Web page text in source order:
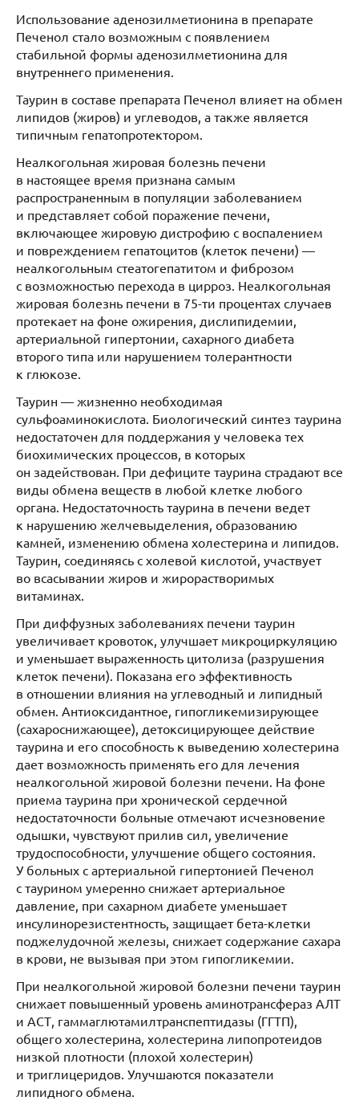
Использование аденозилметионина в препарате
Печенол стало возможным с появлением
стабильной формы аденозилметионина для
внутреннего применения.
Таурин в составе препарата Печенол влияет на обмен
липидов (жиров) и углеводов, а также является
типичным гепатопротектором.
Неалкогольная жировая болезнь печени
в настоящее время признана самым
распространенным в популяции заболеванием
и представляет собой поражение печени,
включающее жировую дистрофию с воспалением
и повреждением гепатоцитов (клеток печени) —
неалкогольным стеатогепатитом и фиброзом
с возможностью перехода в цирроз. Неалкогольная
жировая болезнь печени в 75-ти процентах случаев
протекает на фоне ожирения, дислипидемии,
артериальной гипертонии, сахарного диабета
второго типа или нарушением толерантности
к глюкозе.
Таурин — жизненно необходимая
сульфоаминокислота. Биологический синтез таурина
недостаточен для поддержания у человека тех
биохимических процессов, в которых
он задействован. При дефиците таурина страдают все
виды обмена веществ в любой клетке любого
органа. Недостаточность таурина в печени ведет
к нарушению желчевыделения, образованию
камней, изменению обмена холестерина и липидов.
Таурин, соединяясь с холевой кислотой, участвует
во всасывании жиров и жирорастворимых
витаминах.
При диффузных заболеваниях печени таурин
увеличивает кровоток, улучшает микроциркуляцию
и уменьшает выраженность цитолиза (разрушения
клеток печени). Показана его эффективность
в отношении влияния на углеводный и липидный
обмен. Антиоксидантное, гипогликемизирующее
(сахароснижающее), детоксицирующее действие
таурина и его способность к выведению холестерина
дает возможность применять его для лечения
неалкогольной жировой болезни печени. На фоне
приема таурина при хронической сердечной
недостаточности больные отмечают исчезновение
одышки, чувствуют прилив сил, увеличение
трудоспособности, улучшение общего состояния.
У больных с артериальной гипертонией Печенол
с таурином умеренно снижает артериальное
давление, при сахарном диабете уменьшает
инсулинорезистентность, защищает бета-клетки
поджелудочной железы, снижает содержание сахара
в крови, не вызывая при этом гипогликемии.
При неалкогольной жировой болезни печени таурин
снижает повышенный уровень аминотрансфераз АЛТ
и АСТ, гаммаглютамилтранспептидазы (ГГТП),
общего холестерина, холестерина липопротеидов
низкой плотности (плохой холестерин)
и триглицеридов. Улучшаются показатели
липидного обмена.